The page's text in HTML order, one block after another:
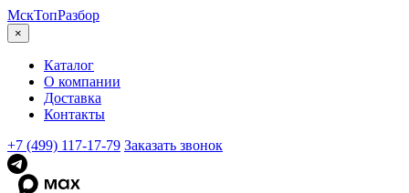
МскТопРазбор
×
Каталог
О компании
Доставка
Контакты
+7 (499) 117-17-79 Заказать звонок